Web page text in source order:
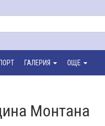
ГАЛЕРИЯ ОЩЕ
Монтана